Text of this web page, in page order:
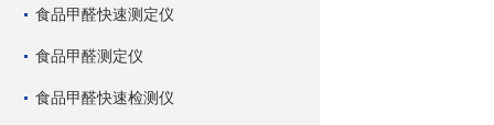
食品甲醛快速测定仪
食品甲醛测定仪
食品甲醛快速检测仪